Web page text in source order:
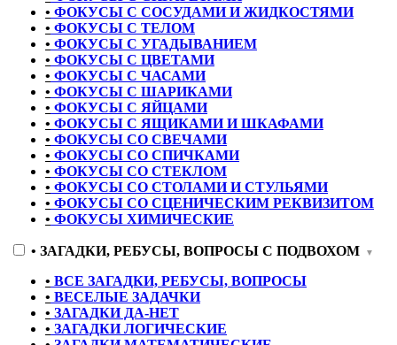
• ФОКУСЫ С СОСУДАМИ И ЖИДКОСТЯМИ
• ФОКУСЫ С ТЕЛОМ
• ФОКУСЫ С УГАДЫВАНИЕМ
• ФОКУСЫ С ЦВЕТАМИ
• ФОКУСЫ С ЧАСАМИ
• ФОКУСЫ С ШАРИКАМИ
• ФОКУСЫ С ЯЙЦАМИ
• ФОКУСЫ С ЯЩИКАМИ И ШКАФАМИ
• ФОКУСЫ СО СВЕЧАМИ
• ФОКУСЫ СО СПИЧКАМИ
• ФОКУСЫ СО СТЕКЛОМ
• ФОКУСЫ СО СТОЛАМИ И СТУЛЬЯМИ
• ФОКУСЫ СО СЦЕНИЧЕСКИМ РЕКВИЗИТОМ
• ФОКУСЫ ХИМИЧЕСКИЕ
• ЗАГАДКИ, РЕБУСЫ, ВОПРОСЫ С ПОДВОХОМ ▼
• ВСЕ ЗАГАДКИ, РЕБУСЫ, ВОПРОСЫ
• ВЕСЕЛЫЕ ЗАДАЧКИ
• ЗАГАДКИ ДА-НЕТ
• ЗАГАДКИ ЛОГИЧЕСКИЕ